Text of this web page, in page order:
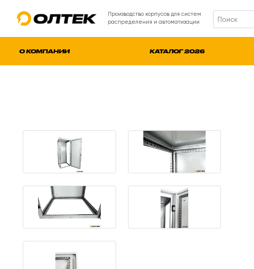
Производство корпусов для систем
распределения и автоматизации
О КОМПАНИИ КАТАЛОГ 2026